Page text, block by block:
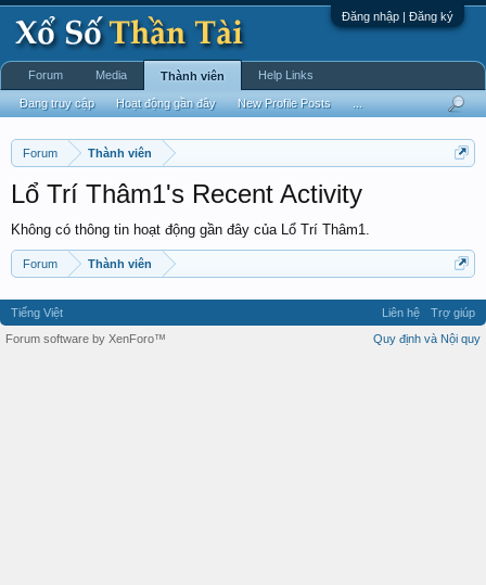
Đăng nhập | Đăng ký
Forum Thành viên
Lổ Trí Thâm1's Recent Activity
Không có thông tin hoạt động gần đây của Lổ Trí Thâm1.
Forum Thành viên
Forum Media Thành viên
Đang truy cập Hoạt động gần đây New Profile Posts
Help Links
Tiếng Việt Liên hệ
Trợ giúp
Quy định và Nội quy
Forum software by XenForo™